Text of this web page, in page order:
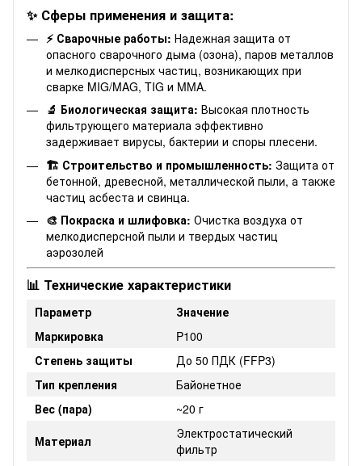
✨ Сферы применения и защита:
⚡ Сварочные работы: Надежная защита от
опасного сварочного дыма (озона), паров металлов
и мелкодисперсных частиц, возникающих при
сварке MIG/MAG, TIG и MMA.
🔬 Биологическая защита: Высокая плотность
фильтрующего материала эффективно
задерживает вирусы, бактерии и споры плесени.
🏗️ Строительство и промышленность: Защита от
бетонной, древесной, металлической пыли, а также
частиц асбеста и свинца.
🎨 Покраска и шлифовка: Очистка воздуха от
мелкодисперсной пыли и твердых частиц
аэрозолей
📊 Технические характеристики
Параметр
Значение
Маркировка
P100
Степень защиты
До 50 ПДК (FFP3)
Тип крепления
Байонетное
Вес (пара)
~20 г
Материал
Электростатический
фильтр